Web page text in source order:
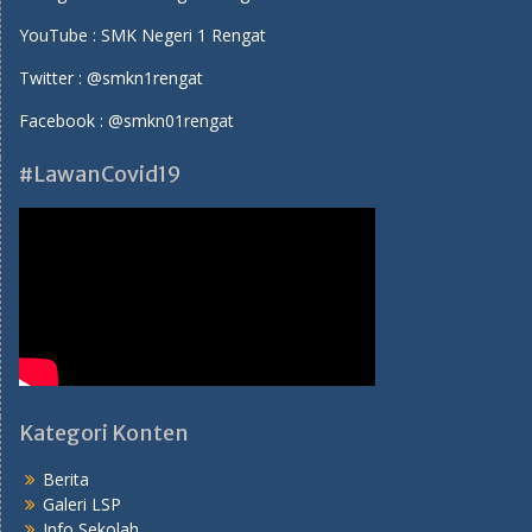
YouTube : SMK Negeri 1 Rengat
Twitter : @smkn1rengat
Facebook : @smkn01rengat
#LawanCovid19
Kategori Konten
Berita
Galeri LSP